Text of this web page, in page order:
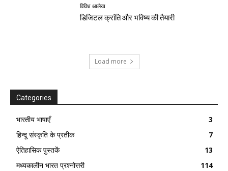
विविध आलेख
डिजिटल क्रांति और भविष्य की तैयारी
Load more
Categories
भारतीय भाषाएँ
3
हिन्दू संस्कृति के प्रतीक
7
ऐतिहासिक पुस्तकें
13
मध्यकालीन भारत प्रश्नोत्तरी
114